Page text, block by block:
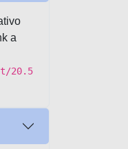
a
20.5